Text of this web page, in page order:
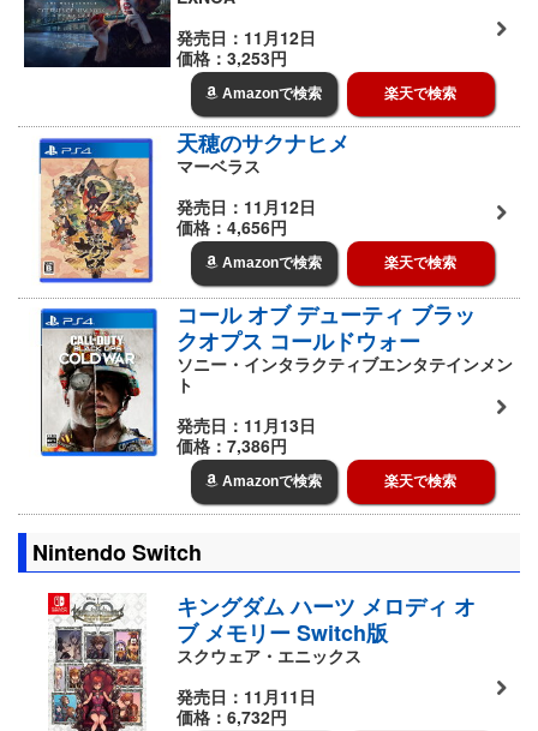
発売日：11月12日
価格：3,253円
Amazonで検索 楽天で検索
天穂のサクナヒメ
マーベラス
発売日：11月12日
価格：4,656円
Amazonで検索 楽天で検索
コール オブ デューティ ブラッ
クオプス コールドウォー
ソニー・インタラクティブエンタテインメン
ト
発売日：11月13日
価格：7,386円
Amazonで検索 楽天で検索
Nintendo Switch
キングダム ハーツ メロディ オ
ブ メモリー Switch版
スクウェア・エニックス
発売日：11月11日
価格：6,732円